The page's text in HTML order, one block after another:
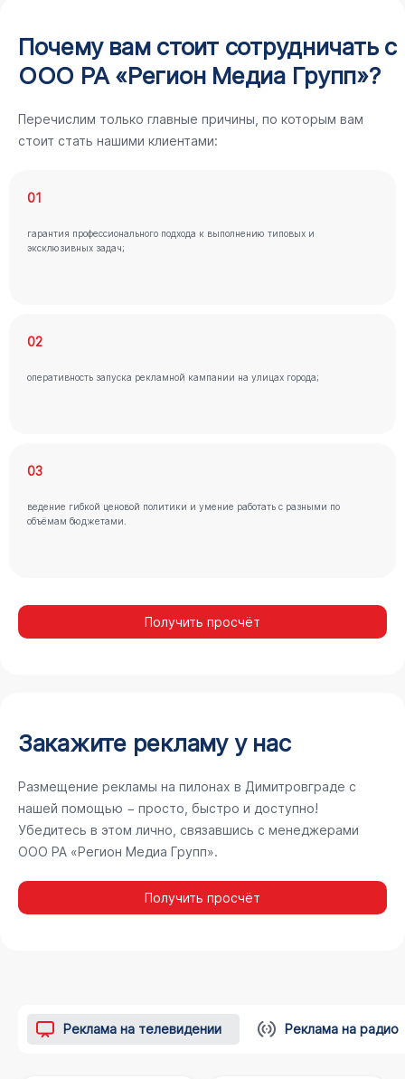
Почему вам стоит сотрудничать с
ООО РА «Регион Медиа Групп»?
Перечислим только главные причины, по которым вам
стоит стать нашими клиентами:
01
гарантия профессионального подхода к выполнению типовых и
эксклюзивных задач;
02
оперативность запуска рекламной кампании на улицах города;
03
ведение гибкой ценовой политики и умение работать с разными по
объёмам бюджетами.
Получить просчёт
Закажите рекламу у нас
Размещение рекламы на пилонах в Димитровграде с
нашей помощью − просто, быстро и доступно!
Убедитесь в этом лично, связавшись с менеджерами
ООО РА «Регион Медиа Групп».
Получить просчёт
Реклама на телевидении Реклама на радио